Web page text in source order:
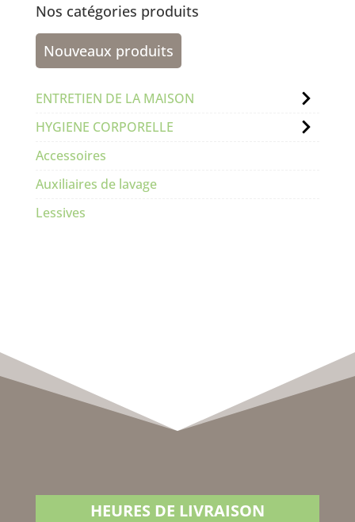
Nos catégories produits
Nouveaux produits
ENTRETIEN DE LA MAISON
HYGIENE CORPORELLE
Accessoires
Auxiliaires de lavage
Lessives
HEURES DE LIVRAISON